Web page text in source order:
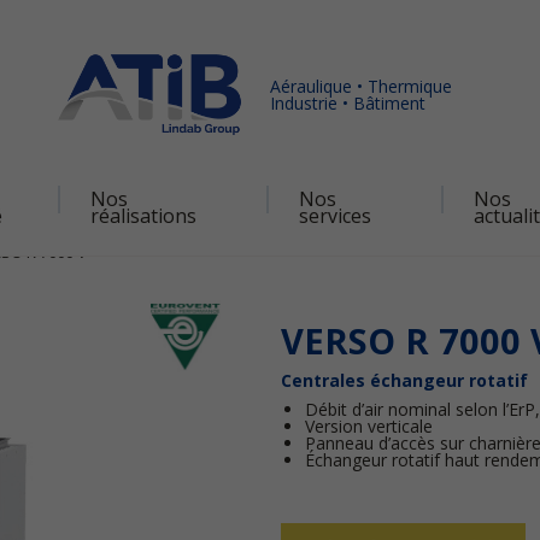
Aéraulique • Thermique
Industrie • Bâtiment
Nos
réalisations
Nos
services
Nos
R 7000 V
VERSO R 7000
Centrales échangeur rotatif
Débit d’air nominal selon
Version verticale
Panneau d’accès sur
Échangeur rotatif haut